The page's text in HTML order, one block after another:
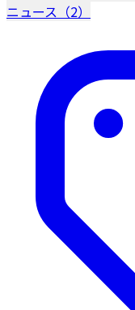
ニュース（2）